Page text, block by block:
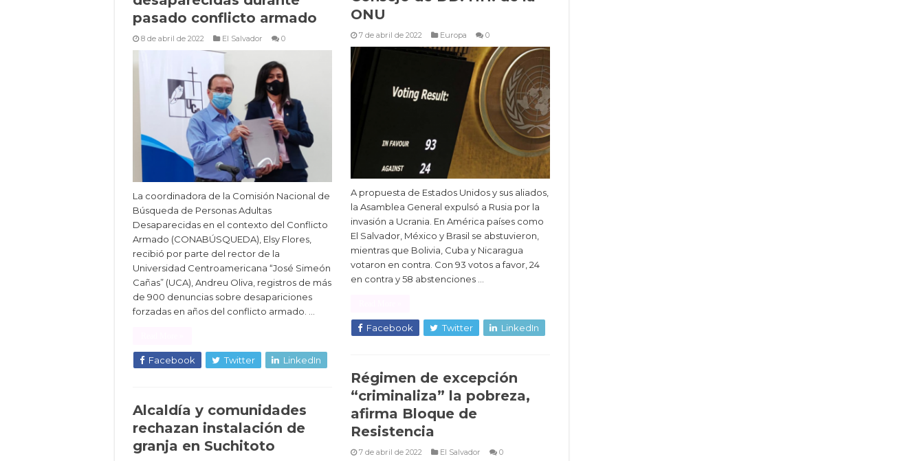
pasado conflicto armado
8 de abril de 2022 El Salvador 0
La coordinadora de la Comisión Nacional de
Búsqueda de Personas Adultas
Desaparecidas en el contexto del Conflicto
Armado (CONABÚSQUEDA), Elsy Flores,
recibió por parte del rector de la
Universidad Centroamericana “José Simeón
Cañas” (UCA), Andreu Oliva, registros de más
de 900 denuncias sobre desapariciones
forzadas en años del conflicto armado. …
Facebook Twitter LinkedIn
ONU
7 de abril de 2022 Europa 0
A propuesta de Estados Unidos y sus aliados,
la Asamblea General expulsó a Rusia por la
invasión a Ucrania. En América países como
El Salvador, México y Brasil se abstuvieron,
mientras que Bolivia, Cuba y Nicaragua
votaron en contra. Con 93 votos a favor, 24
en contra y 58 abstenciones …
Facebook Twitter LinkedIn
Régimen de excepción
“criminaliza” la pobreza,
afirma Bloque de
Resistencia
7 de abril de 2022 El Salvador 0
Alcaldía y comunidades
rechazan instalación de
granja en Suchitoto